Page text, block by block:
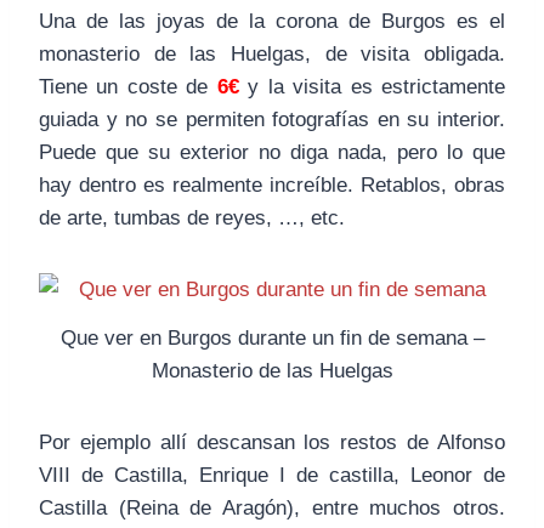
Una de las joyas de la corona de Burgos es el
monasterio de las Huelgas, de visita obligada.
Tiene un coste de 6€y la visita es estrictamente
guiada y no se permiten fotografías en su interior.
Puede que su exterior no diga nada, pero lo que
hay dentro es realmente increíble. Retablos, obras
de arte, tumbas de reyes, …, etc.
Que ver en Burgos durante un fin de semana –
Monasterio de las Huelgas
Por ejemplo allí descansan los restos de Alfonso
VIII de Castilla, Enrique I de castilla, Leonor de
Castilla (Reina de Aragón), entre muchos otros.